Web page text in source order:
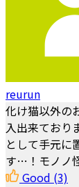
reurun
化け猫以外の
入出来ており
として手元に
す…！モノノ
Good (3)